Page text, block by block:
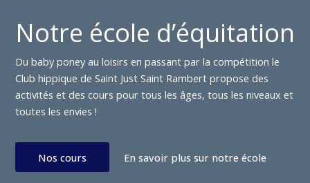
Notre école d’équitation
Du baby poney au loisirs en passant par la compétition le
Club hippique de Saint Just Saint Rambert propose des
activités et des cours pour tous les âges, tous les niveaux et
toutes les envies !
Nos cours En savoir plus sur notre école